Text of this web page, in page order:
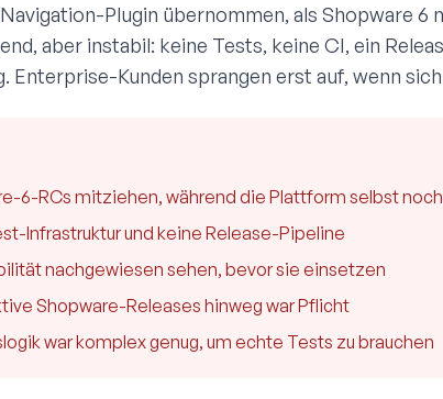
Plugin übernommen, als Shopware 6
aber instabil: keine Tests, keine CI, ein
Enterprise-Kunden sprangen erst auf, wenn
6-RCs mitziehen, während die Plattform selbst
Infrastruktur und keine Release-Pipeline
nachgewiesen sehen, bevor sie einsetzen
Shopware-Releases hinweg war Pflicht
war komplex genug, um echte Tests zu brauchen